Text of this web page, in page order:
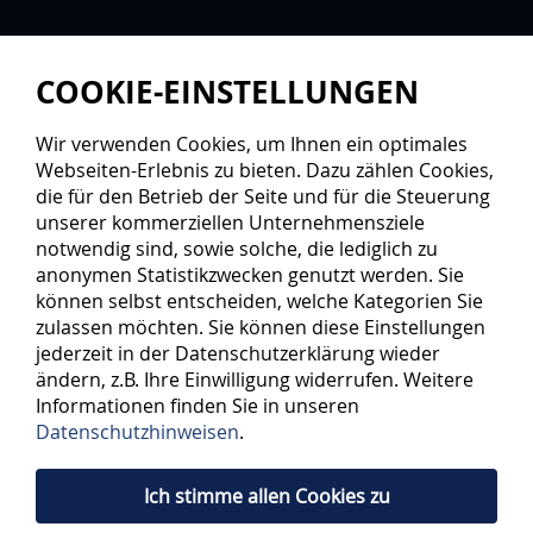
COOKIE-EINSTELLUNGEN
Wir verwenden Cookies, um Ihnen ein optimales
Webseiten-Erlebnis zu bieten. Dazu zählen Cookies,
die für den Betrieb der Seite und für die Steuerung
unserer kommerziellen Unternehmensziele
notwendig sind, sowie solche, die lediglich zu
anonymen Statistikzwecken genutzt werden. Sie
können selbst entscheiden, welche Kategorien Sie
zulassen möchten. Sie können diese Einstellungen
jederzeit in der Datenschutzerklärung wieder
ändern, z.B. Ihre Einwilligung widerrufen. Weitere
Informationen finden Sie in unseren
Datenschutzhinweisen.
Ich stimme allen Cookies zu